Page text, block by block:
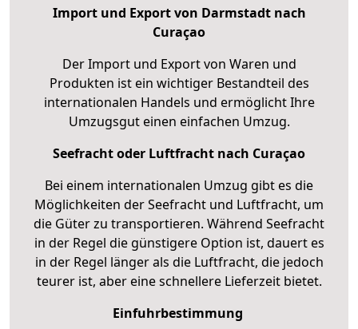
Import und Export von Darmstadt nach
Curaçao
Der Import und Export von Waren und
Produkten ist ein wichtiger Bestandteil des
internationalen Handels und ermöglicht Ihre
Umzugsgut einen einfachen Umzug.
Seefracht oder Luftfracht nach Curaçao
Bei einem internationalen Umzug gibt es die
Möglichkeiten der Seefracht und Luftfracht, um
die Güter zu transportieren. Während Seefracht
in der Regel die günstigere Option ist, dauert es
in der Regel länger als die Luftfracht, die jedoch
teurer ist, aber eine schnellere Lieferzeit bietet.
Einfuhrbestimmung